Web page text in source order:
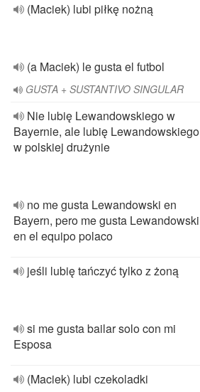
(Maciek) lubi piłkę nożną
(a Maciek) le gusta el futbol
GUSTA + SUSTANTIVO SINGULAR
Nie lubię Lewandowskiego w
Bayernie, ale lubię Lewandowskiego
w polskiej drużynie
no me gusta Lewandowski en
Bayern, pero me gusta Lewandowski
en el equipo polaco
jeśli lubię tańczyć tylko z żoną
si me gusta bailar solo con mi
Esposa
(Maciek) lubi czekoladki